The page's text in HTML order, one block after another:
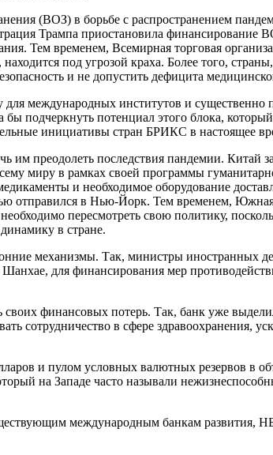
(ВОЗ) в борьбе с распространением
Трампа приостановила
Тем временем, Всемирная торговая
под угрозой краха. Более того,
и не допустить дефицита
международных институтов и существенно
подчеркнуть потенциал этого блока, который
инициативы стран БРИКС в настоящее
преодолеть последствия пандемии. Китай
миру в рамках своей программы
и необходимое оборудование
отправился в Нью-Йорк. Тем временем, Южная
пересмотреть свою политику,
в стране.
механизмы. Так, министры иностранных
для финансирования мер
финансовых потерь. Так, банк уже
в сфере здравоохранения,
и пулом условных валютных резервов в
на Западе часто называли
международным банкам развития,